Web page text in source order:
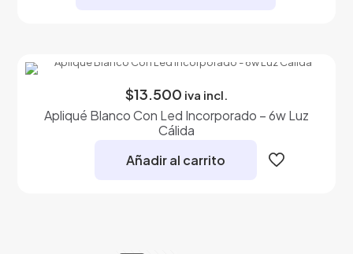
múltiples
Las
opciones
se
elegir
$13.500 iva incl.
Apliqué Blanco Con Led Incorporado – 6w Luz
Cálida
Añadir al carrito